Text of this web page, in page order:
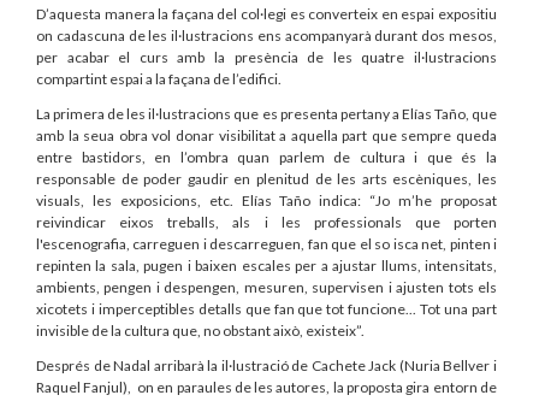
D’aquesta manera la façana del col·legi es converteix en espai expositiu
on cadascuna de les il·lustracions ens acompanyarà durant dos mesos,
per acabar el curs amb la presència de les quatre il·lustracions
compartint espai a la façana de l’edifici.
La primera de les il·lustracions que es presenta pertany a Elías Taño, que
amb la seua obra vol donar visibilitat a aquella part que sempre queda
entre bastidors, en l’ombra quan parlem de cultura i que és la
responsable de poder gaudir en plenitud de les arts escèniques, les
visuals, les exposicions, etc. Elías Taño indica: “Jo m’he proposat
reivindicar eixos treballs, als i les professionals que porten
l'escenografia, carreguen i descarreguen, fan que el so isca net, pinten i
repinten la sala, pugen i baixen escales per a ajustar llums, intensitats,
ambients, pengen i despengen, mesuren, supervisen i ajusten tots els
xicotets i imperceptibles detalls que fan que tot funcione... Tot una part
invisible de la cultura que, no obstant això, existeix”.
Després de Nadal arribarà la il·lustració de Cachete Jack (Nuria Bellver i
Raquel Fanjul), on en paraules de les autores, la proposta gira entorn de